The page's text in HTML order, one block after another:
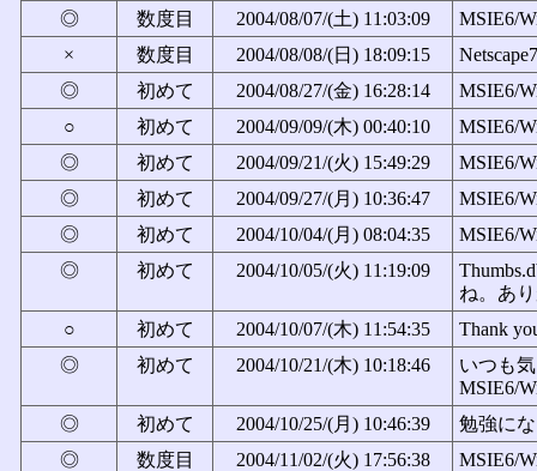
◎
数度目 2004/08/07/(土) 11:03:09
MSIE6/
×
数度目 2004/08/08/(日) 18:09:15
◎
初めて 2004/08/27/(金) 16:28:14
MSIE6/
○
初めて 2004/09/09/(木) 00:40:10
MSIE6/
◎
初めて 2004/09/21/(火) 15:49:29
MSIE6/
◎
初めて 2004/09/27/(月) 10:36:47
MSIE6/
◎
初めて 2004/10/04/(月) 08:04:35
MSIE6/
◎
初めて 2004/10/05/(火) 11:19:09
ね。あ
○
初めて 2004/10/07/(木) 11:54:35
Thank
◎
初めて 2004/10/21/(木) 10:18:46
いつも
MSIE6/
◎
初めて 2004/10/25/(月) 10:46:39
勉強に
◎
数度目 2004/11/02/(火) 17:56:38
MSIE6/